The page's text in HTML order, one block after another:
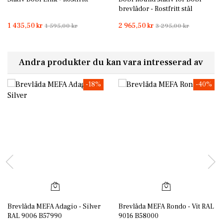
1 435,50 kr 1 595,00 kr
brevlådor - Rostfritt stål
2 965,50 kr 3 295,00 kr
Andra produkter du kan vara intresserad av
-18%
Brevlåda MEFA Adagio - Silver
RAL 9006 B57990
-40%
Brevlåda MEFA Rondo - Vit RAL
9016 B58000